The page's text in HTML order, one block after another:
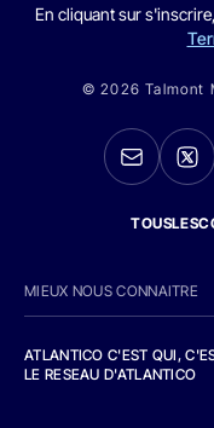
En cliquant sur
© 2026 Talmont
MIEUX NOUS CONNAITRE
ATLANTICO C'EST QUI,
LE RESEAU D'ATLANTICO